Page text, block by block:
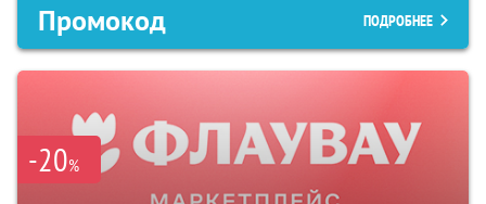
Промокод ПОДРОБНЕЕ
-20%